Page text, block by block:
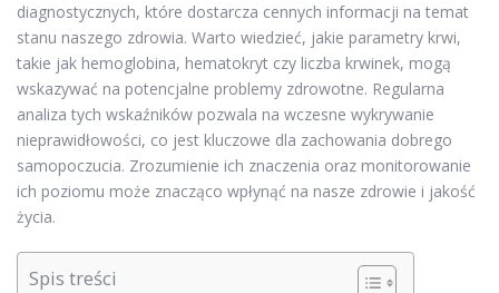
diagnostycznych, które dostarcza cennych informacji na temat
stanu naszego zdrowia. Warto wiedzieć, jakie parametry krwi,
takie jak hemoglobina, hematokryt czy liczba krwinek, mogą
wskazywać na potencjalne problemy zdrowotne. Regularna
analiza tych wskaźników pozwala na wczesne wykrywanie
nieprawidłowości, co jest kluczowe dla zachowania dobrego
samopoczucia. Zrozumienie ich znaczenia oraz monitorowanie
ich poziomu może znacząco wpłynąć na nasze zdrowie i jakość
życia.
Spis treści